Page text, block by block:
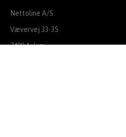
Nettoline A/S
Vævervej 33-35
7490 Aulum